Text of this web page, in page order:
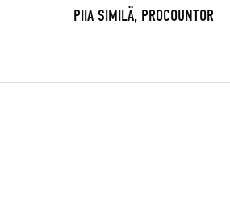
PIIA SIMILÄ, PROCOUNTOR